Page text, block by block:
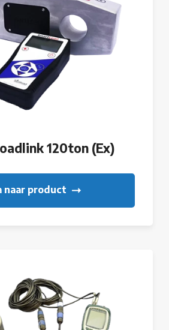
120ton (Ex)
naar product